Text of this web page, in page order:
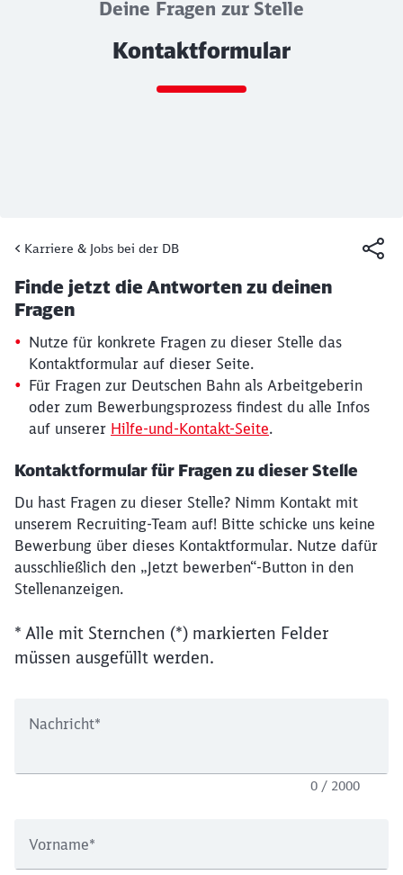
Deine Fragen zur Stelle
Kontaktformular
Ende des Sliders
Karriere & Jobs bei der DB
19. März 2026, 15:30 Uhr
Artikel:
Kontaktformular
Finde jetzt die Antworten zu deinen
Fragen
Nutze für konkrete Fragen zu dieser Stelle das
Kontaktformular auf dieser Seite.
Für Fragen zur Deutschen Bahn als Arbeitgeberin
oder zum Bewerbungsprozess findest du alle Infos
auf unserer Hilfe-und-Kontakt-Seite.
Kontaktformular für Fragen zu dieser Stelle
Du hast Fragen zu dieser Stelle? Nimm Kontakt mit
unserem Recruiting-Team auf! Bitte schicke uns keine
Bewerbung über dieses Kontaktformular. Nutze dafür
ausschließlich den „Jetzt bewerben“-Button in den
Stellenanzeigen.
* Alle mit Sternchen (*) markierten Felder
müssen ausgefüllt werden.
Nachricht*
0 / 2000
Vorname*